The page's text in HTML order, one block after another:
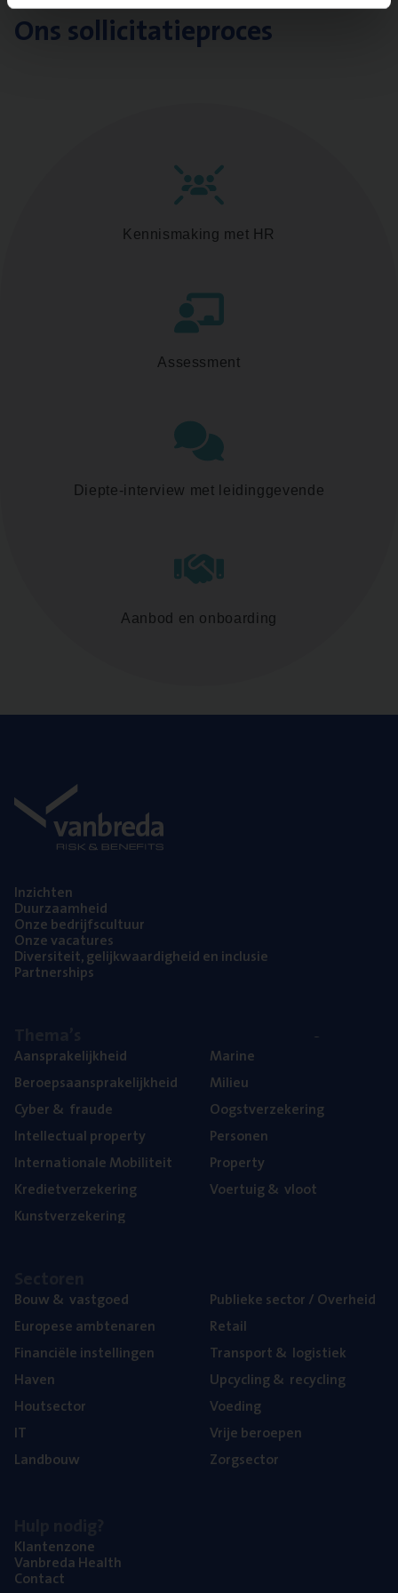
Ons sollicitatieproces
Kennismaking met HR
Assessment
Diepte-interview met leidinggevende
Aanbod en onboarding
Inzich­ten
Duur­zaam­heid
Onze bedrijfs­cul­tuur
Onze vaca­tu­res
Diver­si­teit, gelijk­waar­dig­heid en inclusie
Part­ner­ships
Aan­spra­ke­lijk­heid
Beroeps­aan­spra­ke­lijk­heid
Cyber& fraude
Intel­lec­tu­al property
Inter­na­ti­o­na­le Mobiliteit
Kre­diet­ver­ze­ke­ring
Kunst­ver­ze­ke­ring
Mari­ne
Mili­eu
Oogst­ver­ze­ke­ring
Per­so­nen
Pro­per­ty
Voer­tuig& vloot
Bouw& vastgoed
Euro­pe­se ambtenaren
Finan­ci­ë­le instellingen
Haven
Hout­sec­tor
IT
Land­bouw
Publie­ke sec­tor / Overheid
Retail
Trans­port& logistiek
Upcy­cling& recycling
Voe­ding
Vrije beroe­pen
Zorg­sec­tor
Klan­ten­zo­ne
Van­b­re­da Health
Con­tact